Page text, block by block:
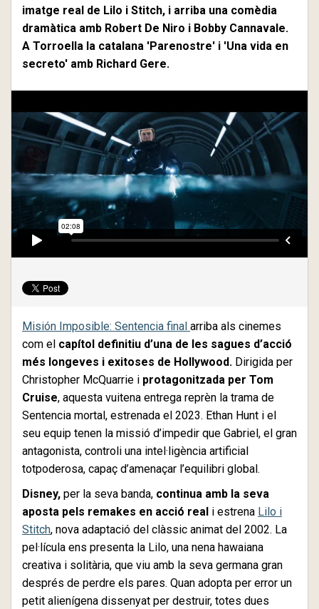
imatge real de Lilo i Stitch, i arriba una comèdia
dramàtica amb Robert De Niro i Bobby Cannavale.
A Torroella la catalana 'Parenostre' i 'Una vida en
secreto' amb Richard Gere.
Misión Imposible: Sentencia final arriba als cinemes
com el capítol definitiu d’una de les sagues d’acció
més longeves i exitoses de Hollywood. Dirigida per
Christopher McQuarrie i protagonitzada per Tom
Cruise, aquesta vuitena entrega reprèn la trama de
Sentencia mortal, estrenada el 2023. Ethan Hunt i el
seu equip tenen la missió d’impedir que Gabriel, el gran
antagonista, controli una intel·ligència artificial
totpoderosa, capaç d’amenaçar l’equilibri global.
Disney, per la seva banda, continua amb la seva
aposta pels remakes en acció real i estrena Lilo i
Stitch, nova adaptació del clàssic animat del 2002. La
pel·lícula ens presenta la Lilo, una nena hawaiana
creativa i solitària, que viu amb la seva germana gran
després de perdre els pares. Quan adopta per error un
petit alienígena dissenyat per destruir, totes dues